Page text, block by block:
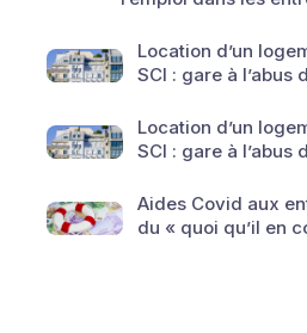
Location d’un
SCI : gare à l’abus
Location d’un
SCI : gare à l’abus
Aides Covid aux
du « quoi qu’il en